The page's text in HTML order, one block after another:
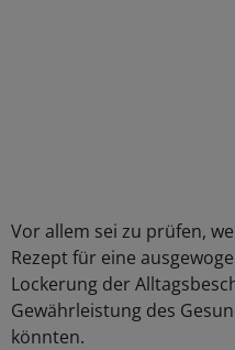
Vor allem sei zu prüfen,
Rezept für eine
Lockerung der
Gewährleistung des
könnten.